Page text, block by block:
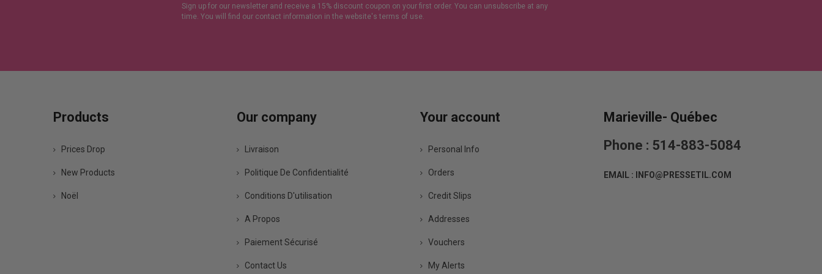
Sign up for our newsletter and receive a 15% discount coupon on your first order. You can unsubscribe at any
time. You will find our contact information in the website's terms of use.
Products
Prices Drop
New Products
Noël
Our company
Livraison
Politique De Confidentialité
Conditions D'utilisation
A Propos
Paiement Sécurisé
Contact Us
Your account
Personal Info
Orders
Credit Slips
Addresses
Vouchers
My Alerts
Marieville- Québec
Phone : 514-883-5084
EMAIL : INFO@PRESSETIL.COM